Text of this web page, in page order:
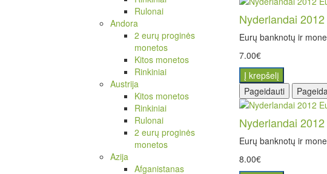
Rulonai
Andora
2 eurų proginės
monetos
Kitos monetos
Rinkiniai
Austrija
Kitos monetos
Rinkiniai
Rulonai
2 eurų proginės
monetos
Azija
Afganistanas
Nyderlandai
Eurų banknotų ir
7.00€
Į krepšelį
Pageidauti
Nyderlandai
Eurų banknotų ir
8.00€